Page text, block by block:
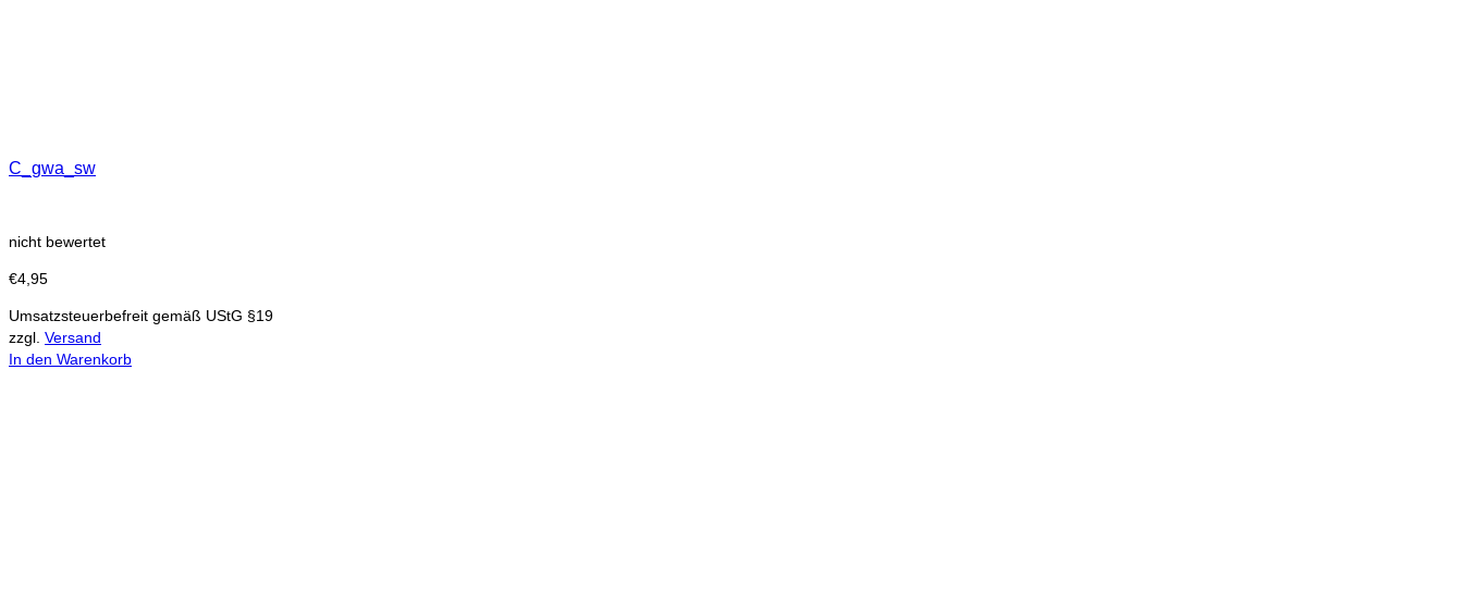
C_gwa_sw
nicht bewertet
€4,95
Umsatzsteuerbefreit gemäß UStG §19
zzgl. Versand
In den Warenkorb